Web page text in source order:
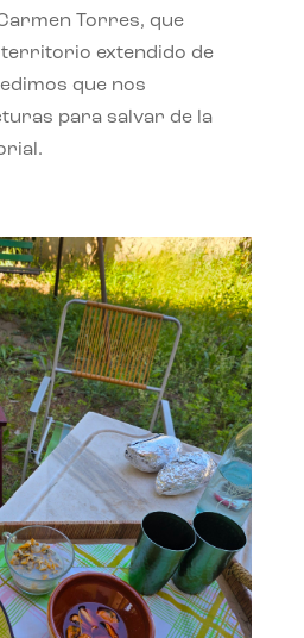
Torres, que
territorio extendido de
que nos
para salvar de la